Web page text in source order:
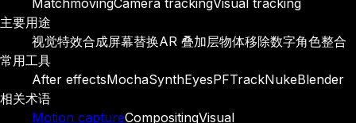
MatchmovingCamera trackingVisual tracking
主要用途
视觉特效合成屏幕替换AR 叠加层物体移除数字角色整合
常用工具
After effectsMochaSynthEyesPFTrackNukeBlender
相关术语
Motion captureCompositingVisual